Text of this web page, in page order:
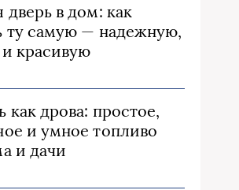
дверь в дом: как
ту самую — надежную,
красивую
как дрова: простое,
и умное топливо
и дачи